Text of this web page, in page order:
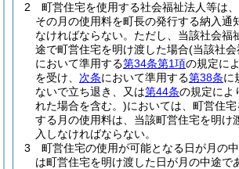
2
町営住宅を使用する社会福祉法人等は、
その月の使用料を町長の発行する納入通
なければならない。 ただし、当該社会福
途で町営住宅を明け渡した場合(当該社
において準用する第34条第1項の規定に
を受け、 次条において準用する第38条に
ないで立ち退き、又は第44条の規定によ
れた場合を含む。)においては、町営住
する月の使用料は、当該町営住宅を明け
入しなければならない。
3
町営住宅の使用が可能となる日が月の
は町営住宅を明け渡した日が月の中途で